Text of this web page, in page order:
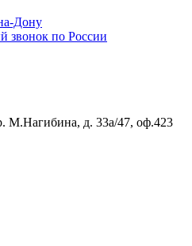
Дону
звонок по России
М.Нагибина, д. 33а/47, оф.423